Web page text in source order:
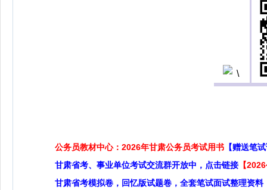
公务员教材中心：2026年甘肃公务员考试用书 【赠送笔
甘肃省考、事业单位考试交流群开放中，点击链接 【
甘肃省考模拟卷，回忆版试题卷，全套笔试面试整理资料